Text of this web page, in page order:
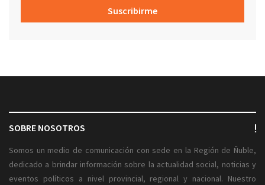
Suscribirme
SOBRE NOSOTROS
Somos un medio de comunicación con sede en la Región de Ñuble,
dedicado a brindar información sobre la actualidad social, noticias y
eventos políticos a nivel provincial, regional y nacional. Nuestro